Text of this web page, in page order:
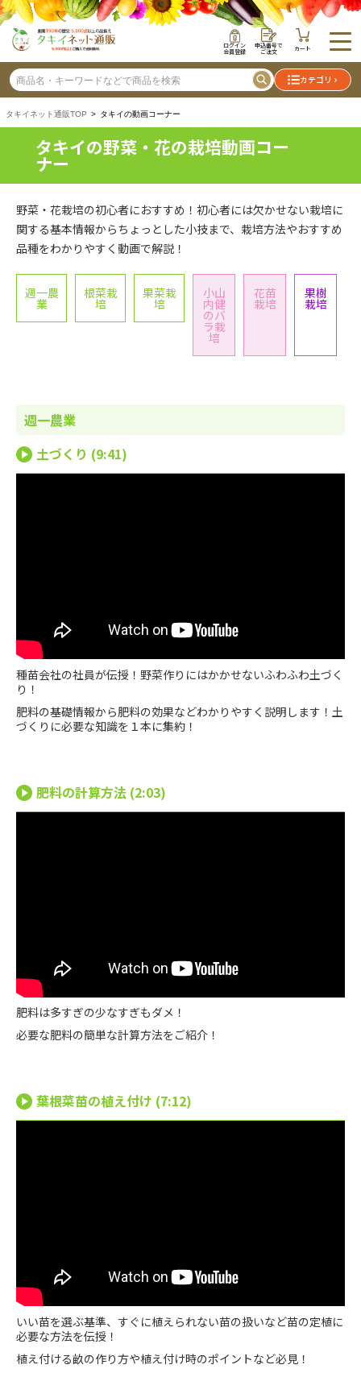
ログイン
会員登録
申込番号で
ご注文 カート
カテゴリ
タキイネット通販TOP > タキイの動画コーナー
タキイの野菜・花の栽培動画コー
ナー
野菜・花栽培の初心者におすすめ！初心者には欠かせない栽培に
関する基本情報からちょっとした小技まで、栽培方法やおすすめ
品種をわかりやすく動画で解説！
週一農
業
根菜栽
培
果菜栽
培
小山
内健
のバ
ラ栽
培
花苗
栽培
果樹
栽培
週一農業
土づくり (9:41)
種苗会社の社員が伝授！野菜作りにはかかせないふわふわ土づく
り！
肥料の基礎情報から肥料の効果などわかりやすく説明します！土
づくりに必要な知識を１本に集約！
肥料の計算方法 (2:03)
肥料は多すぎの少なすぎもダメ！
必要な肥料の簡単な計算方法をご紹介！
葉根菜苗の植え付け (7:12)
いい苗を選ぶ基準、すぐに植えられない苗の扱いなど苗の定植に
必要な方法を伝授！
植え付ける畝の作り方や植え付け時のポイントなど必見！